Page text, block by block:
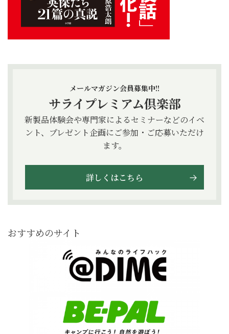
メールマガジン会員募集中!!
サライプレミアム倶楽部
新製品体験会や専門家によるセミナーなどのイベ
ント、プレゼント企画にご参加・ご応募いただけ
ます。
詳しくはこちら
おすすめのサイト